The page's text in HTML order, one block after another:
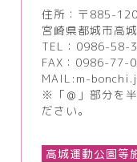
住所：〒885-
宮崎県都城市高
TEL： 0986-58-
FAX：0986-77-
MAIL:m-
※「＠」部分を
ださい。
高城運動公園等